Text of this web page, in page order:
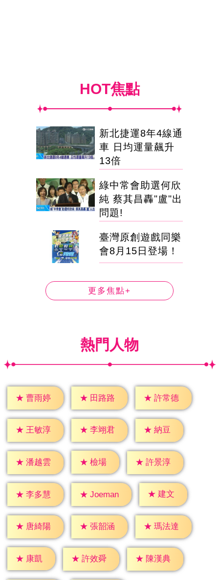
HOT焦點
新北捷運8年4線通
車 日均運量飆升
13倍
綠中常會助選何欣
純 蔡其昌轟"盧"出
問題!
臺灣原創遊戲同樂
會8月15日登場！
更多焦點+
熱門人物
★ 曹雨婷 ★ 田路路 ★ 許常德
★ 王敏淳 ★ 李翊君 ★ 納豆
★ 潘越雲 ★ 檢場 ★ 許景淳
★ 李多慧 ★ Joeman ★ 建文
★ 唐綺陽 ★ 張韶涵 ★ 瑪法達
★ 康凱 ★ 許效舜 ★ 陳漢典